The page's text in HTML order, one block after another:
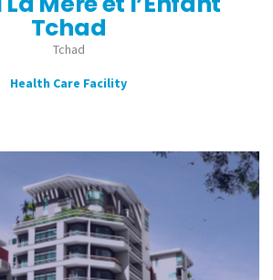
Tchad
Tchad
Health Care Facility